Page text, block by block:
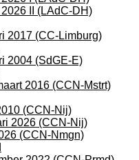
II (LAdC-DH)
2017 (CC-Limburg)
2004 (SdGE-E)
2016 (CCN-Mstrt)
(CCN-Nij)
2026 (CCN-Nij)
(CCN-Nmgn)